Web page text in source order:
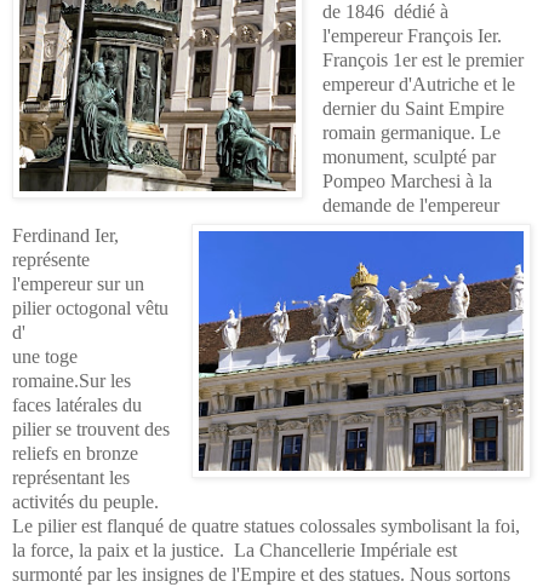
de 1846 dédié à
l'empereur François Ier.
François 1er est le premier
empereur d'Autriche et le
dernier du Saint Empire
romain germanique. Le
monument, sculpté par
Pompeo Marchesi à la
demande de l'empereur
Ferdinand Ier,
représente
l'empereur sur un
pilier octogonal vêtu
d'
une toge
romaine.Sur les
faces latérales du
pilier se trouvent des
reliefs en bronze
représentant les
activités du peuple.
Le pilier est flanqué de quatre statues colossales symbolisant la foi,
la force, la paix et la justice. La Chancellerie Impériale est
surmonté par les insignes de l'Empire et des statues. Nous sortons